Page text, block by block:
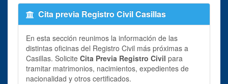
Cita previa Registro Civil Casillas
En esta sección reunimos la información de las
distintas oficinas del Registro Civil más próximas a
Casillas. Solicite Cita Previa Registro Civil para
tramitar matrimonios, nacimientos, expedientes de
nacionalidad y otros certificados.